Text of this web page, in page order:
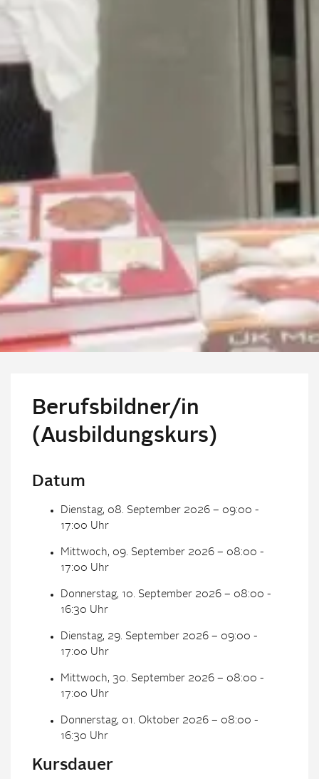
Berufsbildner/in
(Ausbildungskurs)
Datum
Dienstag, 08. September 2026 – 09:00 -
17:00 Uhr
Mittwoch, 09. September 2026 – 08:00 -
17:00 Uhr
Donnerstag, 10. September 2026 – 08:00 -
16:30 Uhr
Dienstag, 29. September 2026 – 09:00 -
17:00 Uhr
Mittwoch, 30. September 2026 – 08:00 -
17:00 Uhr
Donnerstag, 01. Oktober 2026 – 08:00 -
16:30 Uhr
Kursdauer